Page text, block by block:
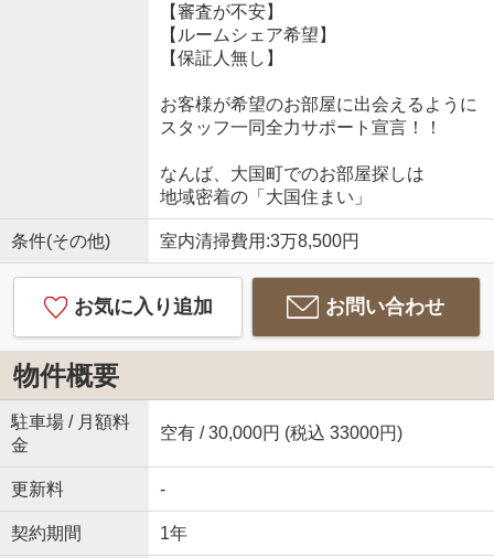
【審査が不安】
【ルームシェア希望】
【保証人無し】
お客様が希望のお部屋に出会えるように
スタッフ一同全力サポート宣言！！
なんば、大国町でのお部屋探しは
地域密着の「大国住まい」
条件(その他) 室内清掃費用:3万8,500円
お気に入り追加 お問い合わせ
物件概要
駐車場 / 月額料
金
空有 / 30,000円 (税込 33000円)
更新料 -
契約期間 1年